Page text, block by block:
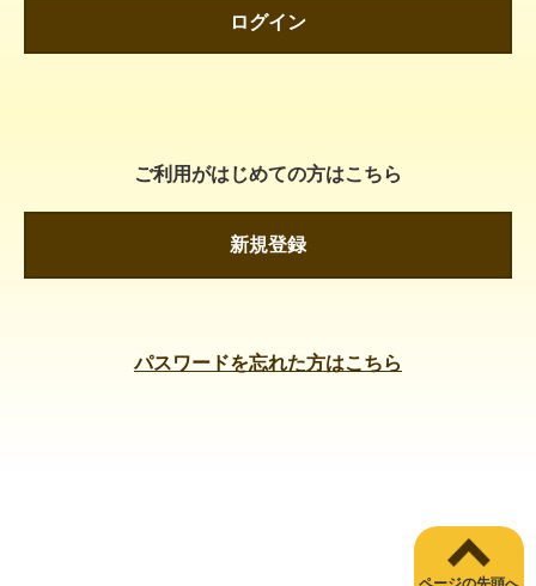
ログイン
ご利用がはじめての方はこちら
新規登録
パスワードを忘れた方はこちら